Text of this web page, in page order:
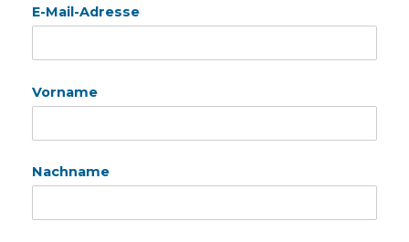
E-Mail-Adresse
Vorname
Nachname